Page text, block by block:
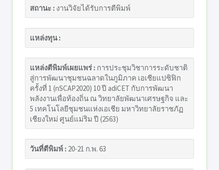
สถานะ : งานวิจัยได้รับการตีพิมพ์
แหล่งทุน :
แหล่งตีพิมพ์เผยแพร่ : การประชุมวิชาการระดับชาติ
สู่การพัฒนาชุมชนฉลาดในภูมิภาค เอเชียแปซิฟิก
ครั้งที่ 1 (nSCAP2020) 10 ปี adiCET กับการพัฒนา
พลังงานเพื่อท้องถิ่น ณ วิทยาลัยพัฒนาเศรษฐกิจ และ
5 เทคโนโลยีชุมชนแห่งเอเชีย มหาวิทยาลัยราชภัฏ
เชียงใหม่ ศูนย์แม่ริม ปี (2563)
วันที่ตีพิมพ์ : 20-21 ก.พ. 63